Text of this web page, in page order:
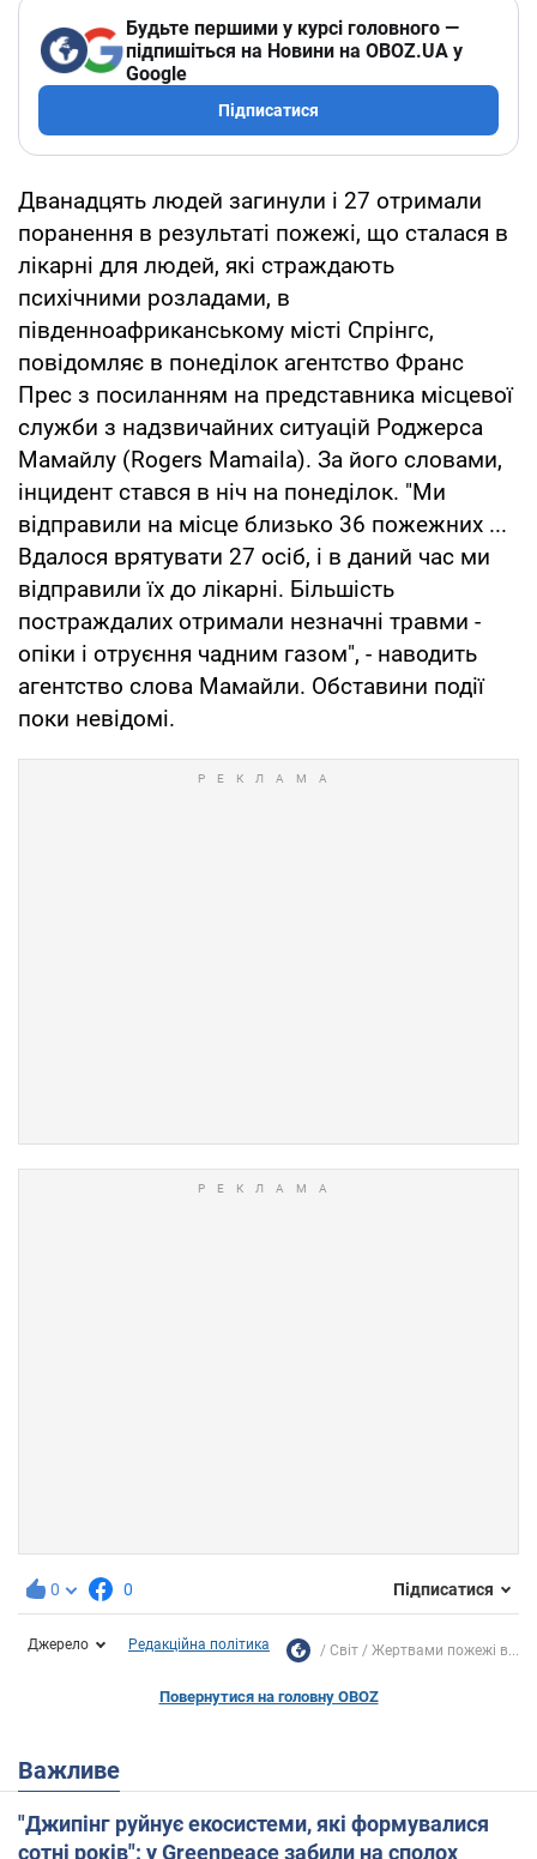
Будьте першими у курсі головного —
підпишіться на Новини на OBOZ.UA у
Google
Підписатися
Дванадцять людей загинули і 27 отримали
поранення в результаті пожежі, що сталася в
лікарні для людей, які страждають
психічними розладами, в
південноафриканському місті Спрінгс,
повідомляє в понеділок агентство Франс
Прес з посиланням на представника місцевої
служби з надзвичайних ситуацій Роджерса
Мамайлу (Rogers Mamaila). За його словами,
інцидент стався в ніч на понеділок. "Ми
відправили на місце близько 36 пожежних ...
Вдалося врятувати 27 осіб, і в даний час ми
відправили їх до лікарні. Більшість
постраждалих отримали незначні травми -
опіки і отруєння чадним газом", - наводить
агентство слова Мамайли. Обставини події
поки невідомі.
0 0 Підписатися
Джерело Редакційна політика Світ Жертвами пожежі в...
Повернутися на головну OBOZ
Важливе
"Джипінг руйнує екосистеми, які формувалися
сотні років": у Greenpeace забили на сполох